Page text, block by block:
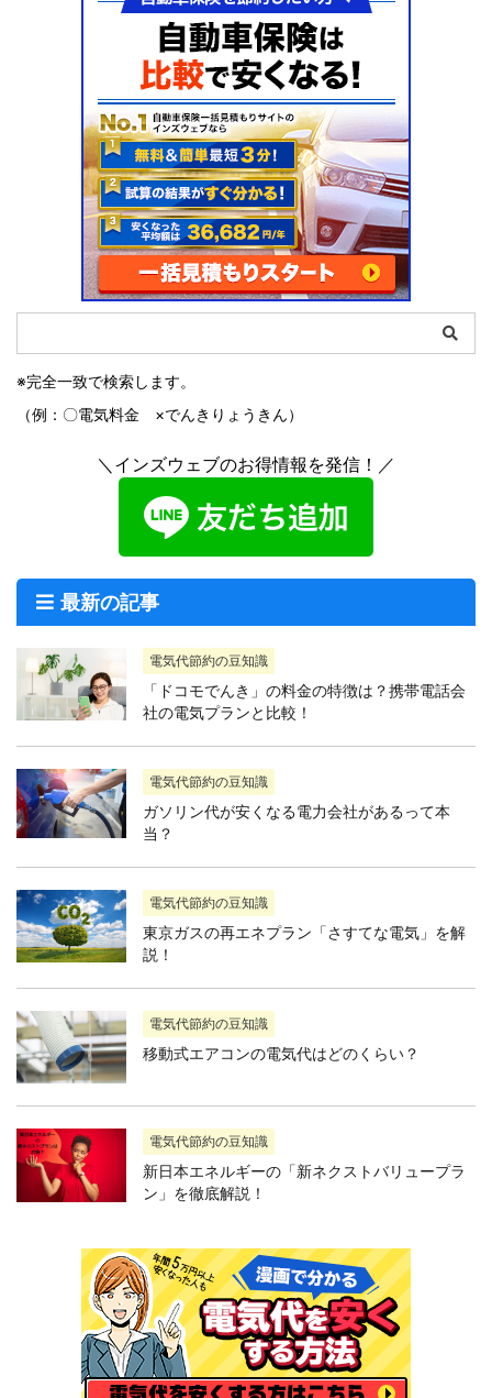
※完全一致で検索します。
（例：〇電気料金 ×でんきりょうきん）
＼インズウェブのお得情報を発信！／
最新の記事
電気代節約の豆知識
「ドコモでんき」の料金の特徴は？携帯電話会
社の電気プランと比較！
電気代節約の豆知識
ガソリン代が安くなる電力会社があるって本
当？
電気代節約の豆知識
東京ガスの再エネプラン「さすてな電気」を解
説！
電気代節約の豆知識
移動式エアコンの電気代はどのくらい？
電気代節約の豆知識
新日本エネルギーの「新ネクストバリュープラ
ン」を徹底解説！